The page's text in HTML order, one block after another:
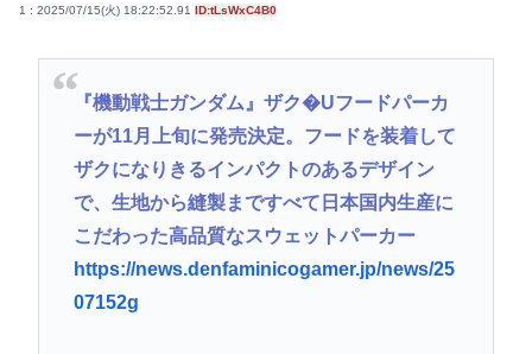
1 : 2025/07/15(火) 18:22:52.91 ID:tLsWxC4B0
『機動戦士ガンダム』ザク�Uフードパーカ
ーが11月上旬に発売決定。フードを装着して
ザクになりきるインパクトのあるデザイン
で、生地から縫製まですべて日本国内生産に
こだわった高品質なスウェットパーカー
https://news.denfaminicogamer.jp/news/25
07152g